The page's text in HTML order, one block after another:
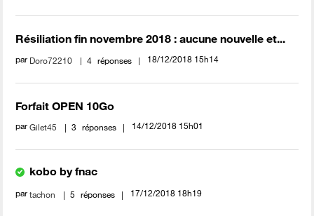
Résiliation fin novembre 2018 : aucune nouvelle et...
par Doro72210 4 réponses ‎18/12/2018 15h14
Forfait OPEN 10Go
parGilet45 3 réponses ‎14/12/2018 15h01
kobo by fnac
partachon 5 réponses ‎17/12/2018 18h19